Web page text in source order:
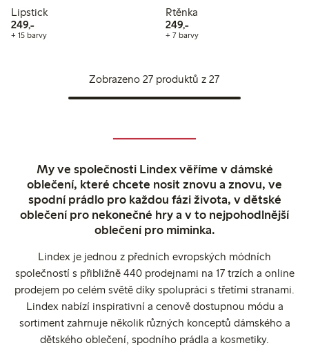
Lipstick
249,-249,00 Kč
+ 15 barvy
Rtěnka
249,-249,00 Kč
+ 7 barvy
Zobrazeno 27 produktů z 27
My ve společnosti Lindex věříme v dámské
oblečení, které chcete nosit znovu a znovu, ve
spodní prádlo pro každou fázi života, v dětské
oblečení pro nekonečné hry a v to nejpohodlnější
oblečení pro miminka.
Lindex je jednou z předních evropských módních
společností s přibližně 440 prodejnami na 17 trzích a online
prodejem po celém světě díky spolupráci s třetími stranami.
Lindex nabízí inspirativní a cenově dostupnou módu a
sortiment zahrnuje několik různých konceptů dámského a
dětského oblečení, spodního prádla a kosmetiky.